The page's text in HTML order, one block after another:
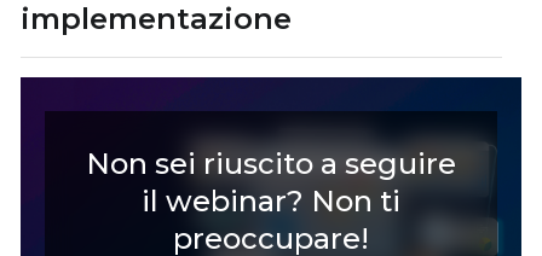
implementazione
Non sei riuscito a seguire
il webinar? Non ti
preoccupare!